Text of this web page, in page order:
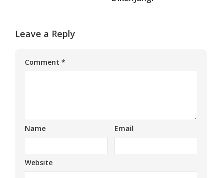
Leave a Reply
Comment *
Name Email
Website